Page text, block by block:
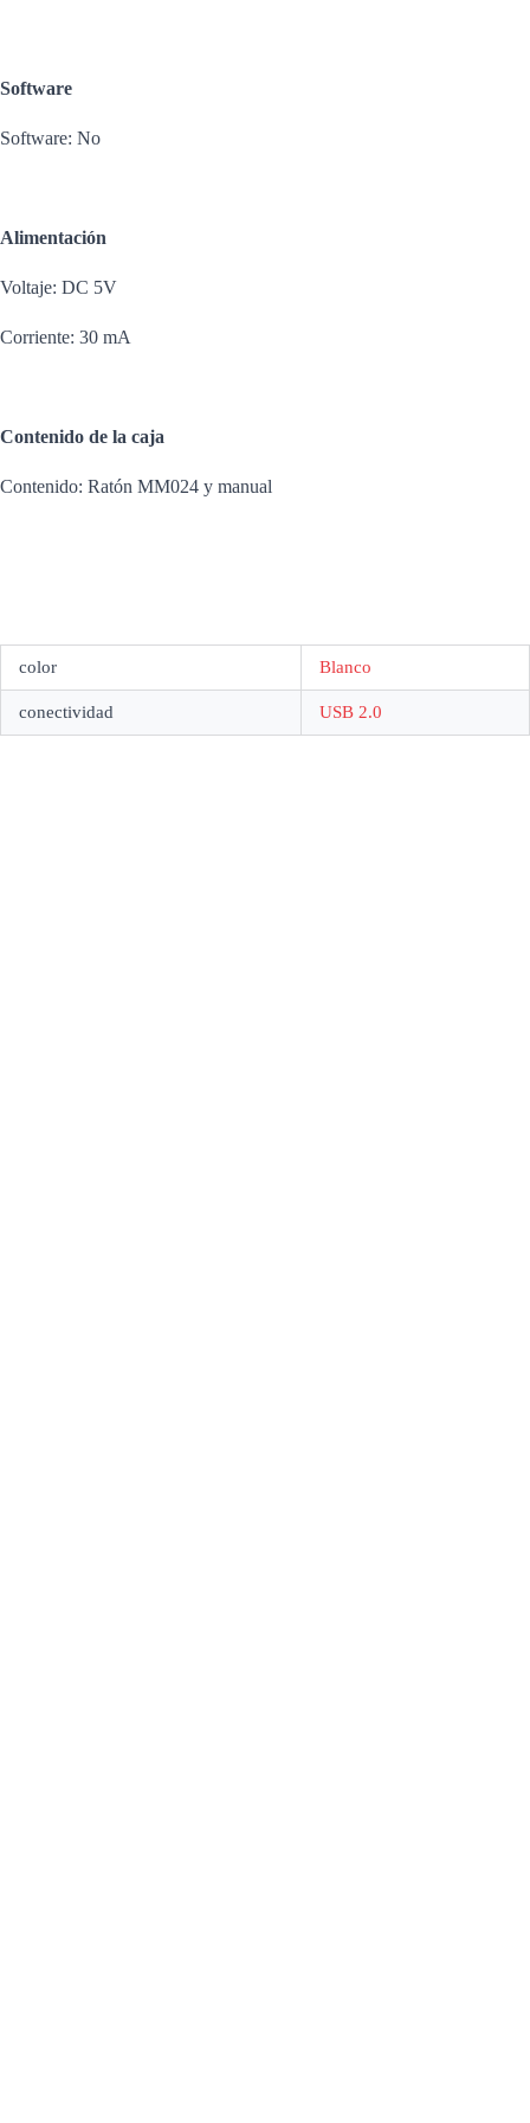
Software
Software: No
Alimentación
Voltaje: DC 5V
Corriente: 30 mA
Contenido de la caja
Contenido: Ratón MM024 y manual
color Blanco
conectividad USB 2.0